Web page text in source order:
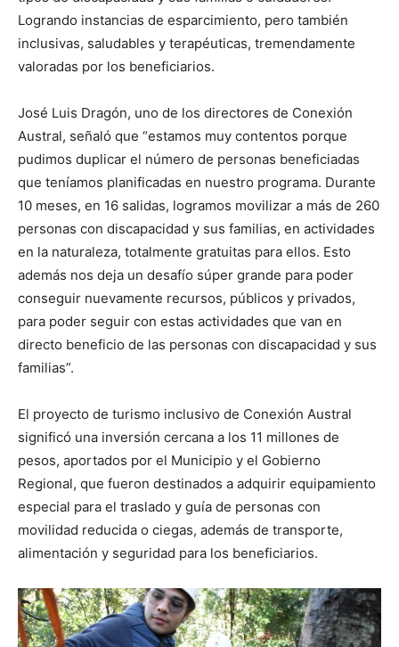
Logrando instancias de esparcimiento, pero también
inclusivas, saludables y terapéuticas, tremendamente
valoradas por los beneficiarios.
José Luis Dragón, uno de los directores de Conexión
Austral, señaló que “estamos muy contentos porque
pudimos duplicar el número de personas beneficiadas
que teníamos planificadas en nuestro programa. Durante
10 meses, en 16 salidas, logramos movilizar a más de 260
personas con discapacidad y sus familias, en actividades
en la naturaleza, totalmente gratuitas para ellos. Esto
además nos deja un desafío súper grande para poder
conseguir nuevamente recursos, públicos y privados,
para poder seguir con estas actividades que van en
directo beneficio de las personas con discapacidad y sus
familias”.
El proyecto de turismo inclusivo de Conexión Austral
significó una inversión cercana a los 11 millones de
pesos, aportados por el Municipio y el Gobierno
Regional, que fueron destinados a adquirir equipamiento
especial para el traslado y guía de personas con
movilidad reducida o ciegas, además de transporte,
alimentación y seguridad para los beneficiarios.